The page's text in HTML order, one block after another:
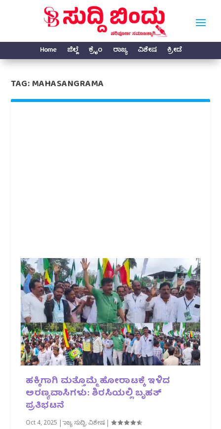
Home ಜಿಲ್ಲೆ ಕ್ರೈಂ ರಾಜ್ಯ ವಿಶೇಷ ಕ್ರೀಡೆ
TAG:MAHASANGRAMA
ಹಕ್ಕಿಗಾಗಿ ಮತ್ತೊಮ್ಮೆ ಹೋರಾಟಕ್ಕೆ ಇಳಿದ
ಅರಣ್ಯವಾಸಿಗಳು: ಶಿರಸಿಯಲ್ಲಿ ಬೃಹತ್
ಪ್ರತಿಭಟನೆ
Oct 4, 2025 |ರಾಜ್ಯ ಸುದ್ದಿ,ವಿಶೇಷ |